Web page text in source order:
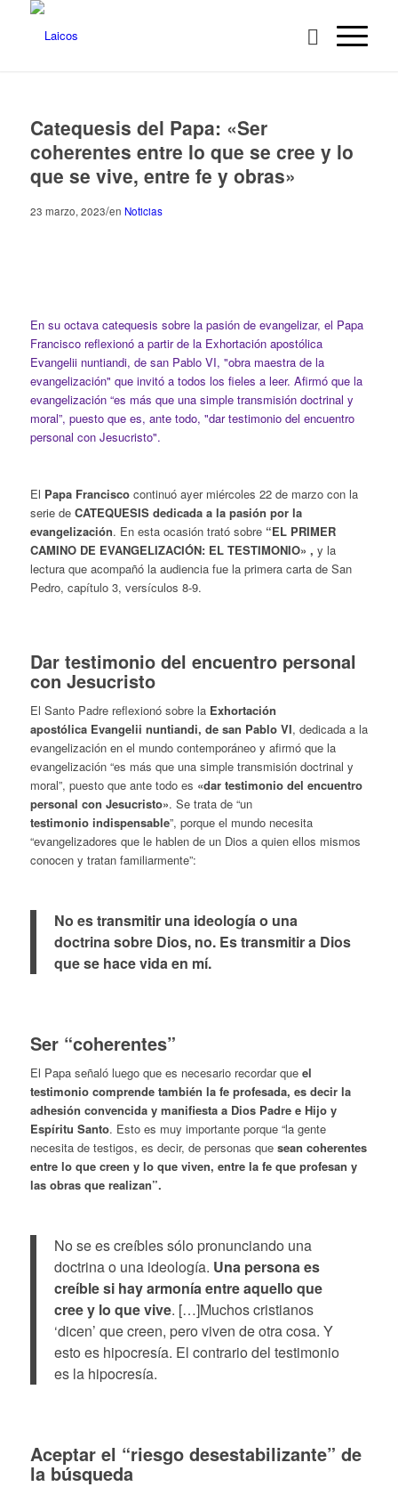
Catequesis del Papa: «Ser
coherentes entre lo que se cree y lo
que se vive, entre fe y obras»
23 marzo, 2023/en Noticias
En su octava catequesis sobre la pasión de evangelizar, el Papa
Francisco reflexionó a partir de la Exhortación apostólica
Evangelii nuntiandi, de san Pablo VI, "obra maestra de la
evangelización" que invitó a todos los fieles a leer. Afirmó que la
evangelización “es más que una simple transmisión doctrinal y
moral”, puesto que es, ante todo, "dar testimonio del encuentro
personal con Jesucristo".
El Papa Franciscocontinuó ayer miércoles 22 de marzo con la
serie de CATEQUESIS dedicada a la pasión por la
evangelización. En esta ocasión trató sobre “EL PRIMER
CAMINO DE EVANGELIZACIÓN: EL TESTIMONIO» , y la
lectura que acompañó la audiencia fue la primera carta de San
Pedro, capítulo 3, versículos 8-9.
Dar testimonio del encuentro personal
con Jesucristo
El Santo Padre reflexionó sobre la Exhortación
apostólica Evangelii nuntiandi, de san Pablo VI, dedicada a la
evangelización en el mundo contemporáneo y afirmó que la
evangelización “es más que una simple transmisión doctrinal y
moral”, puesto que ante todo es «dar testimoniodel encuentro
personal con Jesucristo». Se trata de “un
testimonio indispensable”, porque el mundo necesita
“evangelizadores que le hablen de un Dios a quien ellos mismos
conocen y tratan familiarmente”:
No es transmitir una ideología o una
doctrina sobre Dios, no. Es transmitir a Dios
que se hace vida en mí.
Ser “coherentes”
El Papa señaló luego que es necesario recordar queel
testimonio comprende también la fe profesada, es decir la
adhesión convencida y manifiestaa Dios Padre e Hijo y
Espíritu Santo. Esto es muy importante porque “la gente
necesita de testigos, es decir, de personas que sean coherentes
entre lo que creen y lo que viven, entre la fe que profesan y
las obras que realizan”.
No se es creíbles sólo pronunciando una
doctrina o una ideología. Una persona es
creíble si hay armonía entre aquello que
cree y lo que vive. […]Muchos cristianos
‘dicen’ que creen, pero viven de otra cosa. Y
esto es hipocresía. El contrario del testimonio
es la hipocresía.
Aceptar el “riesgo desestabilizante” de
la búsqueda